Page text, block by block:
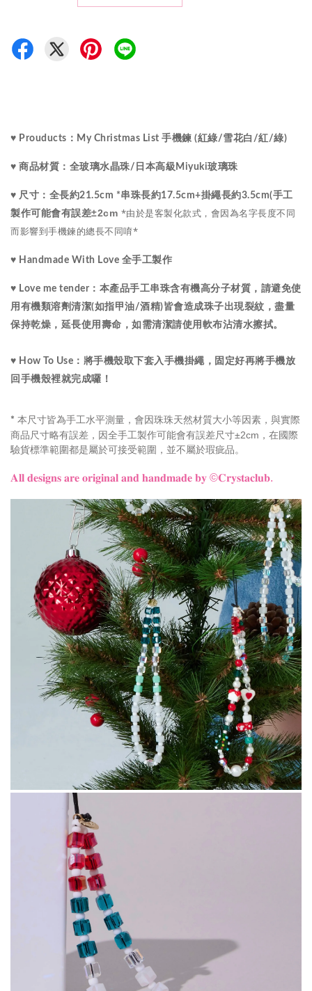
♥ Prouducts：My Christmas List 手機鍊 (紅綠/雪花白/紅/綠)
♥ 商品材質： 全玻璃水晶珠/ 日本高級Miyuki玻璃珠
♥ 尺寸： 全長約21.5cm *串珠長約17.5cm+掛繩長約3.5cm(手工
製作可能會有誤差±2cm *由於是客製化款式，會因為名字長度不同
而影響到手機鍊的總長不同唷*
♥ Handmade With Love 全手工製作
♥ Love me tender： 本產品手工串珠含有機高分子材質，請避免使
用有機類溶劑清潔(如指甲油/酒精)皆會造成珠子出現裂紋，盡量
保持乾燥，延長使用壽命，如需清潔請使用軟布沾清水擦拭。
♥ How To Use：將手機殼取下套入手機掛繩，固定好再將手機放
回手機殼裡就完成囉！
* 本尺寸皆為手工水平測量，會因珠珠天然材質大小等因素，與實際
商品尺寸略有誤差，因全手工製作可能會有誤差尺寸±2cm，在國際
驗貨標準範圍都是屬於可接受範圍，並不屬於瑕疵品。
𝐀𝐥𝐥 𝐝𝐞𝐬𝐢𝐠𝐧𝐬 𝐚𝐫𝐞 𝐨𝐫𝐢𝐠𝐢𝐧𝐚𝐥 𝐚𝐧𝐝 𝐡𝐚𝐧𝐝𝐦𝐚𝐝𝐞 𝐛𝐲 ©𝐂𝐫𝐲𝐬𝐭𝐚𝐜𝐥𝐮𝐛.